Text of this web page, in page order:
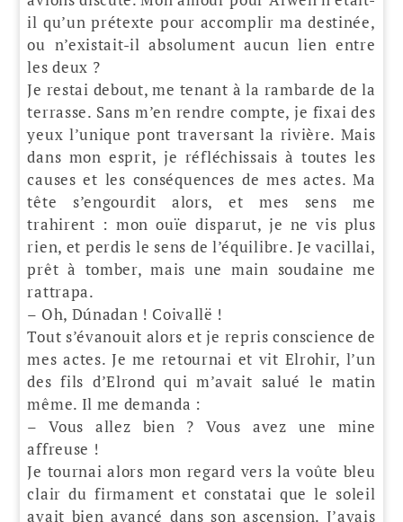
il qu’un prétexte pour accomplir ma destinée,
ou n’existait-il absolument aucun lien entre
les deux ?
Je restai debout, me tenant à la rambarde de la
terrasse. Sans m’en rendre compte, je fixai des
yeux l’unique pont traversant la rivière. Mais
dans mon esprit, je réfléchissais à toutes les
causes et les conséquences de mes actes. Ma
tête s’engourdit alors, et mes sens me
trahirent : mon ouïe disparut, je ne vis plus
rien, et perdis le sens de l’équilibre. Je vacillai,
prêt à tomber, mais une main soudaine me
rattrapa.
– Oh, Dúnadan ! Coivallë !
Tout s’évanouit alors et je repris conscience de
mes actes. Je me retournai et vit Elrohir, l’un
des fils d’Elrond qui m’avait salué le matin
même. Il me demanda :
– Vous allez bien ? Vous avez une mine
affreuse !
Je tournai alors mon regard vers la voûte bleu
clair du firmament et constatai que le soleil
avait bien avancé dans son ascension. J’avais